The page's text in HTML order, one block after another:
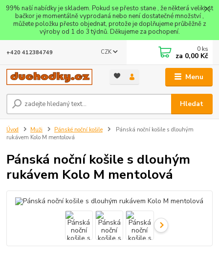
99% naší nabídky je skladem. Pokud se přesto stane , že některá velikost
bačkor je momentálně vyprodaná nebo není dostatečné množství ,
můžete položku přesto objednat, protože je doplňujeme průběžně z
výroby od 1 do 3 týdnů. Děkujeme za pochopení.
Menu
CZK
Hledat
+420 412384749 0 ks
za 0,00 Kč
Úvod Muži Pánské noční košile
Pánská noční košile s dlouhým
rukávem Kolo M mentolová
Pánská noční košile s dlouhým
rukávem Kolo M mentolová